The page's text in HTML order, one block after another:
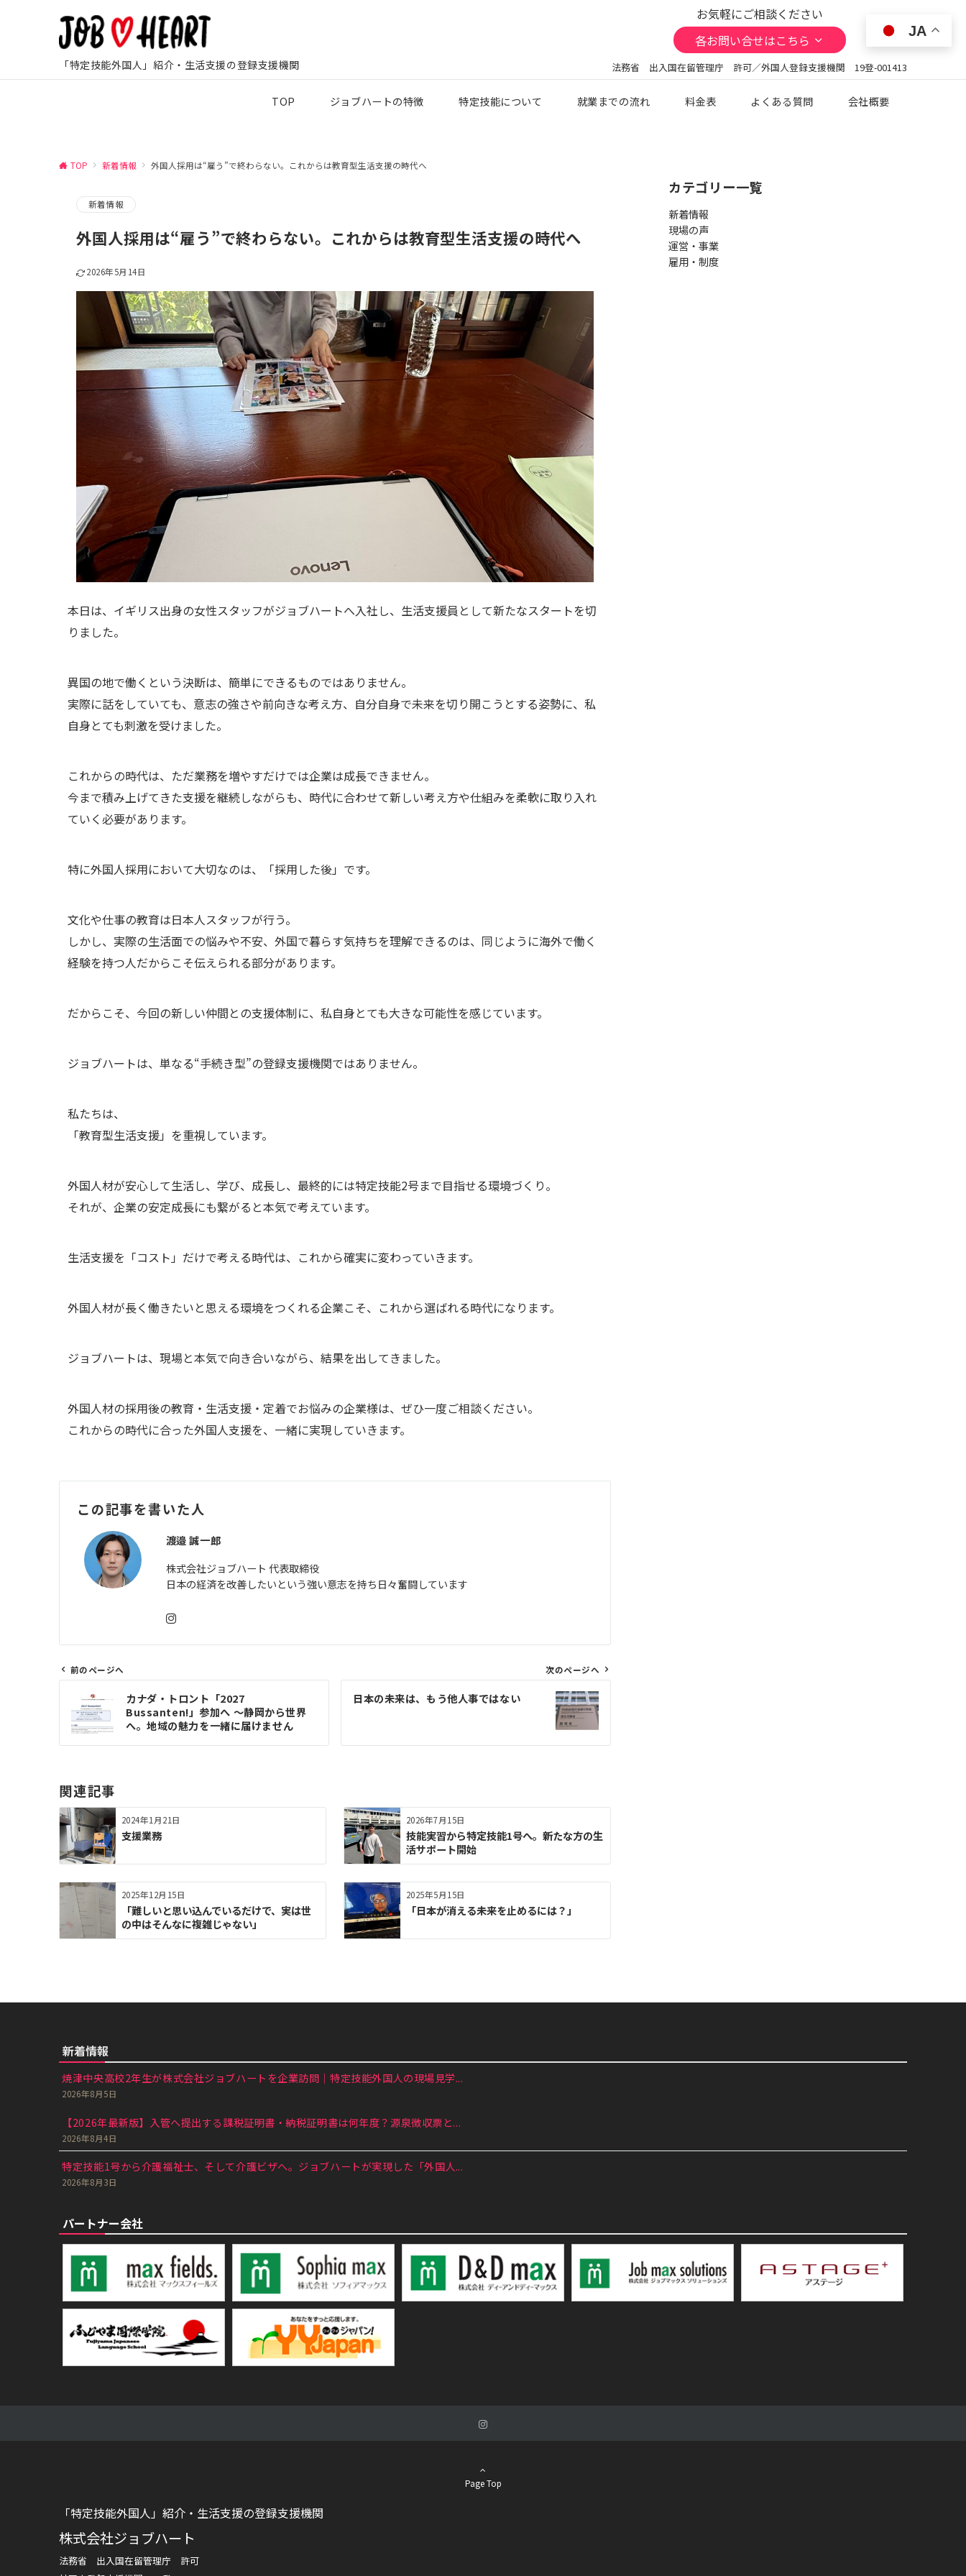
「特定技能外国人」紹介・生活支援の登録支援機関
お気軽にご相談ください
各お問い合せはこちら
法務省 出入国在留管理庁 許可／外国人登録支援機関 19登-001413
TOP ジョブハートの特徴 特定技能について 就業までの流れ 料金表 よくある質問 会社概要
TOP 新着情報 外国人採用は“雇う”で終わらない。これからは教育型生活支援の時代へ
新着情報
外国人採用は“雇う”で終わらない。これからは教育型生活支援の時代へ
2026年5月14日
本日は、イギリス出身の女性スタッフがジョブハートへ入社し、生活支援員として新たなスタートを切
りました。
異国の地で働くという決断は、簡単にできるものではありません。
実際に話をしていても、意志の強さや前向きな考え方、自分自身で未来を切り開こうとする姿勢に、私
自身とても刺激を受けました。
これからの時代は、ただ業務を増やすだけでは企業は成長できません。
今まで積み上げてきた支援を継続しながらも、時代に合わせて新しい考え方や仕組みを柔軟に取り入れ
ていく必要があります。
特に外国人採用において大切なのは、「採用した後」です。
文化や仕事の教育は日本人スタッフが行う。
しかし、実際の生活面での悩みや不安、外国で暮らす気持ちを理解できるのは、同じように海外で働く
経験を持つ人だからこそ伝えられる部分があります。
だからこそ、今回の新しい仲間との支援体制に、私自身とても大きな可能性を感じています。
ジョブハートは、単なる“手続き型”の登録支援機関ではありません。
私たちは、
「教育型生活支援」を重視しています。
外国人材が安心して生活し、学び、成長し、最終的には特定技能2号まで目指せる環境づくり。
それが、企業の安定成長にも繋がると本気で考えています。
生活支援を「コスト」だけで考える時代は、これから確実に変わっていきます。
外国人材が長く働きたいと思える環境をつくれる企業こそ、これから選ばれる時代になります。
ジョブハートは、現場と本気で向き合いながら、結果を出してきました。
外国人材の採用後の教育・生活支援・定着でお悩みの企業様は、ぜひ一度ご相談ください。
これからの時代に合った外国人支援を、一緒に実現していきます。
この記事を書いた人
渡邉 誠一郎
株式会社ジョブハート 代表取締役
日本の経済を改善したいという強い意志を持ち日々奮闘しています
ビ
シ
ョ
ン
前のページへ
カナダ・トロント「2027
Bussanten!」参加へ 〜静岡から世界
へ。地域の魅力を一緒に届けません
次のページへ
日本の未来は、もう他人事ではない
関連記事
2024年1月21日
支援業務
2026年7月15日
技能実習から特定技能1号へ。新たな方の生
活サポート開始
2025年12月15日
「難しいと思い込んでいるだけで、実は世
の中はそんなに複雑じゃない」
2025年5月15日
「日本が消える未来を止めるには？」
カテゴリー一覧
新着情報
現場の声
運営・事業
雇用・制度
新着情報
焼津中央高校2年生が株式会社ジョブハートを企業訪問｜特定技能外国人の現場見学...
2026年8月5日
【2026年最新版】入管へ提出する課税証明書・納税証明書は何年度？源泉徴収票と...
2026年8月4日
特定技能1号から介護福祉士、そして介護ビザへ。ジョブハートが実現した「外国人...
2026年8月3日
パートナー会社
Page Top
「特定技能外国人」紹介・生活支援の登録支援機関
株式会社ジョブハート
法務省 出入国在留管理庁 許可
JA